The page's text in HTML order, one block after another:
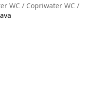
WC
Copriwater WC